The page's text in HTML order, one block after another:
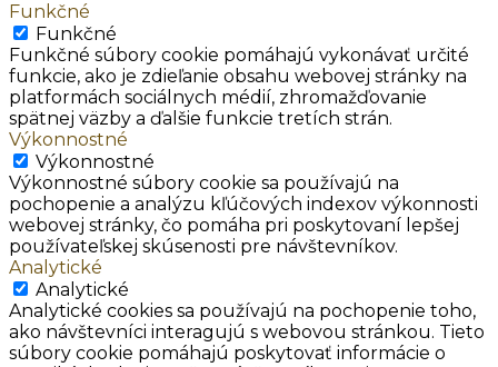
Funkčné
Funkčné
Funkčné súbory cookie pomáhajú vykonávať určité
funkcie, ako je zdieľanie obsahu webovej stránky na
platformách sociálnych médií, zhromažďovanie
spätnej väzby a ďalšie funkcie tretích strán.
Výkonnostné
Výkonnostné
Výkonnostné súbory cookie sa používajú na
pochopenie a analýzu kľúčových indexov výkonnosti
webovej stránky, čo pomáha pri poskytovaní lepšej
používateľskej skúsenosti pre návštevníkov.
Analytické
Analytické
Analytické cookies sa používajú na pochopenie toho,
ako návštevníci interagujú s webovou stránkou. Tieto
súbory cookie pomáhajú poskytovať informácie o